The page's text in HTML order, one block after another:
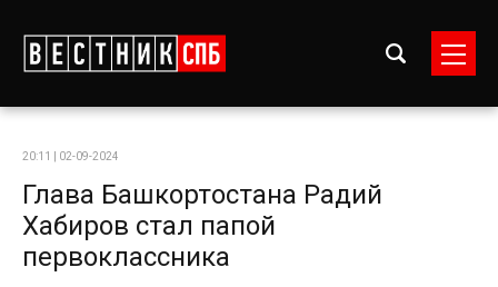
20:11 | 02-09-2024
Глава Башкортостана Радий
Хабиров стал папой
первоклассника